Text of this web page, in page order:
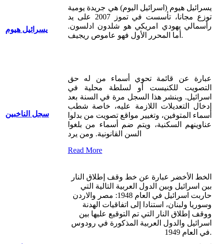
يسرائيل هيوم
يسرائيل هيوم (اسرائيل اليوم) هي جريدة يومية
توزع مجانا، تأسست في تموز 2007 على يد
رأسمالي يهودي امريكي هو شلدون ادلسون.
أما المحرر الأول فهو عاموص ريجيف.
سجل الناخبين
عبارة عن قائمة تحوي أسماء من له حق
التصويت للكنيست أو لسلطة محلية في
اسرائيل. وينشر هذا السجل مرة في السنة بعد
إدخال التعديلات اللازمة عليه، خاصة شطب
أسماء المتوفين، وتغيير مواقع تصويت من بدلوا
عناوينهم السكنية، ويتم ضم أسماء من بلغوا
السن القانونية. ومن يرد
Read More
الخط الأخضر عبارة عن خط وقف إطلاق النار
بين اسرائيل وبين الدول العربية التالية التي
حاربت اسرائيل في العام 1948: مصر والاردن
وسوريا ولبنان، استنادا إلى اتفاقيات الهدنة
ووقف إطلاق النار التي تم التوقيع عليها بين
اسرائيل والدول العربية المذكورة في رودوس
في العام 1949.